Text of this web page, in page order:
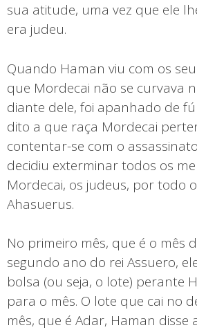
sua atitude, uma vez que ele
era judeu.
Quando Haman viu com os
que Mordecai não se curvava
diante dele, foi apanhado de
dito a que raça Mordecai
contentar-se com o
decidiu exterminar todos os
Mordecai, os judeus, por todo
Ahasuerus.
No primeiro mês, que é o mês
segundo ano do rei Assuero,
bolsa (ou seja, o lote) perante
para o mês. O lote que cai no
mês, que é Adar, Haman disse